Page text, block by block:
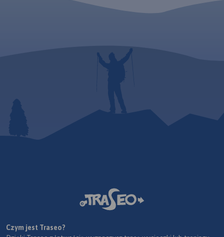
Czym jest Traseo?